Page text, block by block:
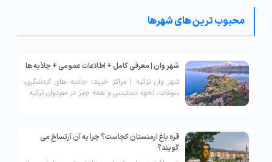
محبوب ترین های شهرها
شهر وان | معرفی کامل + اطلاعات عمومی + جاذبه ها
شهر وان ترکیه | مراکز خرید، جاذبه های گردشگری،
سوغات، نحوه دسترسی و همه چیز در موردوان ترکیه
قره باغ ارمنستان کجاست؟ چرا به آن آرتساخ می
گویند؟